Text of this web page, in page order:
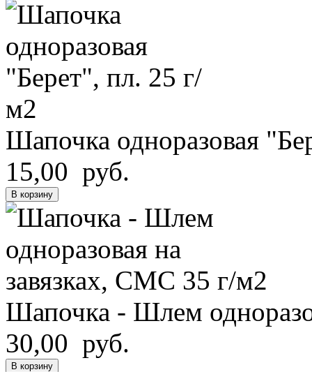
Шапочка одноразовая
15,00 руб.
В корзину
Шапочка - Шлем
30,00 руб.
В корзину